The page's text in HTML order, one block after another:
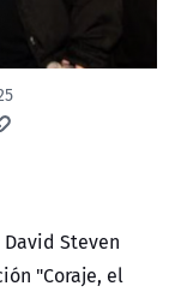
Steven
"Coraje, el